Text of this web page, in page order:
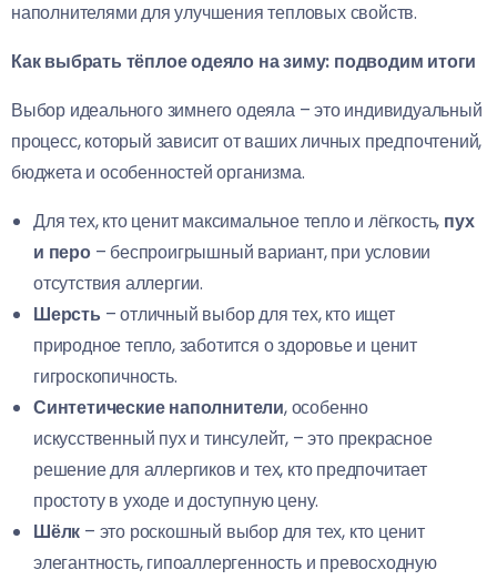
наполнителями для улучшения тепловых свойств.
Как выбрать тёплое одеяло на зиму: подводим итоги
Выбор идеального зимнего одеяла – это индивидуальный
процесс, который зависит от ваших личных предпочтений,
бюджета и особенностей организма.
Для тех, кто ценит максимальное тепло и лёгкость, пух
и перо– беспроигрышный вариант, при условии
отсутствия аллергии.
Шерсть – отличный выбор для тех, кто ищет
природное тепло, заботится о здоровье и ценит
гигроскопичность.
Синтетические наполнители, особенно
искусственный пух и тинсулейт, – это прекрасное
решение для аллергиков и тех, кто предпочитает
простоту в уходе и доступную цену.
Шёлк – это роскошный выбор для тех, кто ценит
элегантность, гипоаллергенность и превосходную